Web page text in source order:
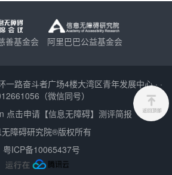
善基金会 阿里巴巴公益基金会
一路奋斗者广场4楼大湾区青年发展中心· ·
（微信同号）
点击申请【信息无障碍】测评简报
障碍研究院®版权所有
粤ICP备10065437号